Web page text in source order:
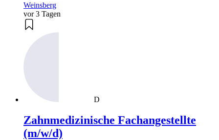
Weinsberg
vor 3 Tagen
D
Zahnmedizinische Fachangestellte
(m/w/d)